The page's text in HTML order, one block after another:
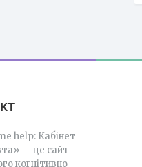
help: Кабінет
— це сайт
когнітивно-